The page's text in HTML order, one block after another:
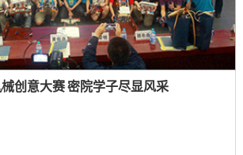
创意大赛 密院学子尽显风采